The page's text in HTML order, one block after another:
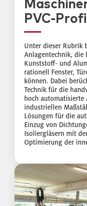
PVC-
Unter dieser Rubrik
Anlagentechnik, die
Kunststoff- und
rationell Fenster,
können. Dabei
Technik für die
hoch automatisierte
industriellen
Lösungen für die
Einzug von
Isoliergläsern mit
Optimierung der